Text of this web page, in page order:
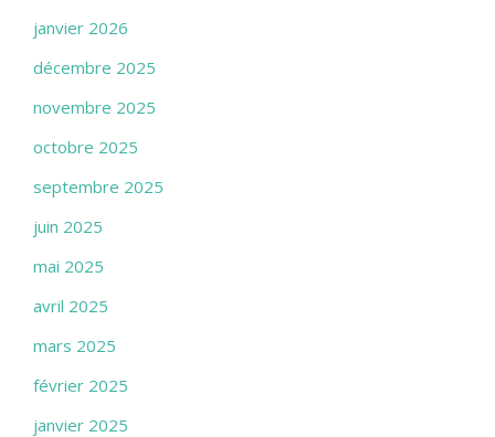
janvier 2026
décembre 2025
novembre 2025
octobre 2025
septembre 2025
juin 2025
mai 2025
avril 2025
mars 2025
février 2025
janvier 2025